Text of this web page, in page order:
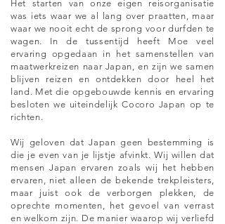
Het starten van onze eigen reisorganisatie
was iets waar we al lang over praatten, maar
waar we nooit echt de sprong voor durfden te
wagen. In de tussentijd heeft Moe veel
ervaring opgedaan in het samenstellen van
maatwerkreizen naar Japan, en zijn we samen
blijven reizen en ontdekken door heel het
land. Met die opgebouwde kennis en ervaring
besloten we uiteindelijk Cocoro Japan op te
richten.
Wij geloven dat Japan geen bestemming is
die je even van je lijstje afvinkt. Wij willen dat
mensen Japan ervaren zoals wij het hebben
ervaren, niet alleen de bekende trekpleisters,
maar juist ook de verborgen plekken, de
oprechte momenten, het gevoel van verrast
en welkom zijn. De manier waarop wij verliefd